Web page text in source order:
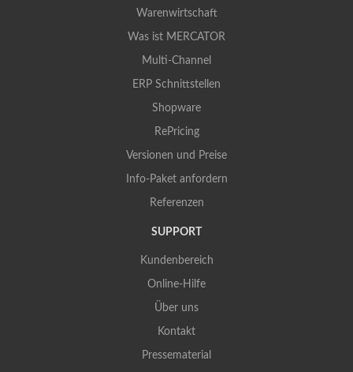
Warenwirtschaft
Was ist MERCATOR
Multi-Channel
ERP Schnittstellen
Shopware
RePricing
Versionen und Preise
Info-Paket anfordern
Referenzen
SUPPORT
Kundenbereich
Online-Hilfe
Über uns
Kontakt
Pressematerial